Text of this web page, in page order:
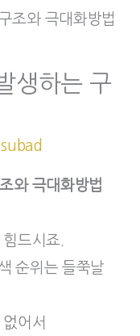
생하는 구
subad
와 극대화방법
드시죠.
순위는 들쭉날
어서